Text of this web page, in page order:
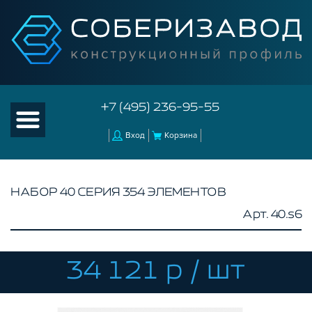
+7 (495) 236-95-55
Вход Корзина
КОМПЛЕКТУЮЩИЕ К ЧПУ
АКСЕССУАРЫ ДЛЯ V-ПАЗА
НАБОР 40 СЕРИЯ 354 ЭЛЕМЕНТОВ
Арт. 40.s6
34 121 р / шт